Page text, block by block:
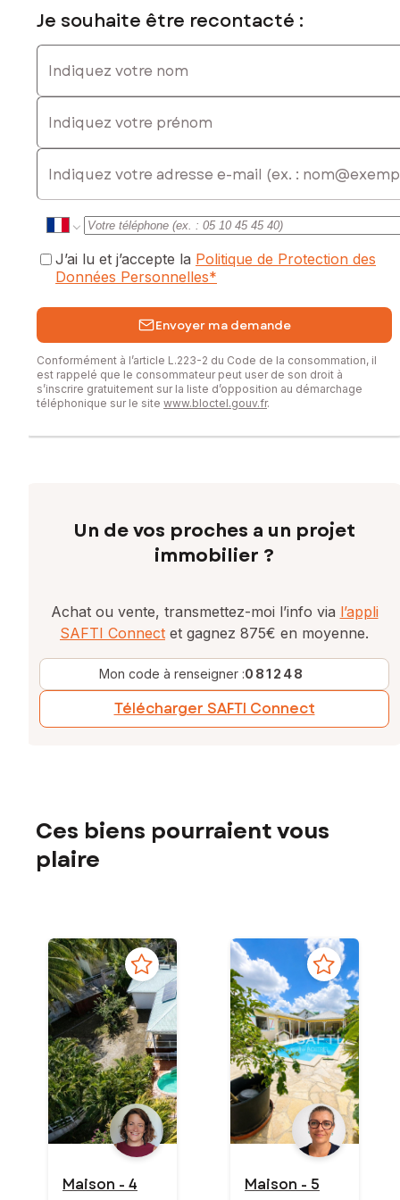
exposé sont disponibles sur le site Géorisques :
www.georisques.gouv.fr
Prix de vente : 365 000 €
Honoraires charge vendeur
Contactez votre conseiller SAFTI : Céline HABOURY, Tél. :
commercial immatriculé au RSAC de Pointe à Pitre sous le
numéro 103339438
Je souhaite être recontacté :
Indiquez votre nom
Indiquez votre prénom
E-mail
J’ai lu et j’accepte la Politique de Protection des
Données Personnelles*
Envoyer ma demande
Conformément à l’article L.223-2 du Code de la consommation, il
est rappelé que le consommateur peut user de son droit à
s’inscrire gratuitement sur la liste d’opposition au démarchage
téléphonique sur le site www.bloctel.gouv.fr.
Un de vos proches a un projet
immobilier ?
Achat ou vente, transmettez-moi l’info via l’appli
SAFTI Connect et gagnez 875€ en moyenne.
Mon code à renseigner :081248
Télécharger SAFTI Connect
Ces biens pourraient vous
plaire
Maison - 4
Maison - 5